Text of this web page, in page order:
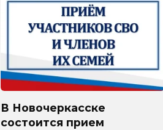
В Новочеркасске
состоится прием